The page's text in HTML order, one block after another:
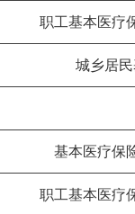
职工基本医疗
城乡居
基本医疗保
职工基本医疗